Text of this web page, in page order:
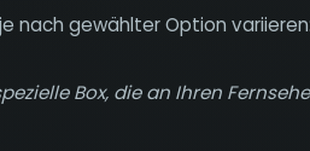
nach gewählter Option variieren:
Box, die an Ihren